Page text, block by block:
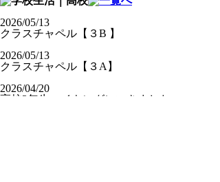
2026/05/13
クラスチャペル【３B 】
2026/05/13
クラスチャペル【３A】
2026/04/20
高校3年生ハイキングにいきました